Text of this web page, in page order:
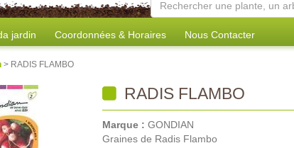
jardin Coordonnées & Horaires Nous Contacter
> RADIS FLAMBO
RADIS FLAMBO
Marque : GONDIAN
Graines de Radis Flambo